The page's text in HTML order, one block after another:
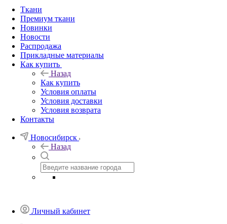
Ткани
Премиум ткани
Новинки
Новости
Распродажа
Прикладные материалы
Как купить
Назад
Как купить
Условия оплаты
Условия доставки
Условия возврата
Контакты
Новосибирск
Назад
Личный кабинет